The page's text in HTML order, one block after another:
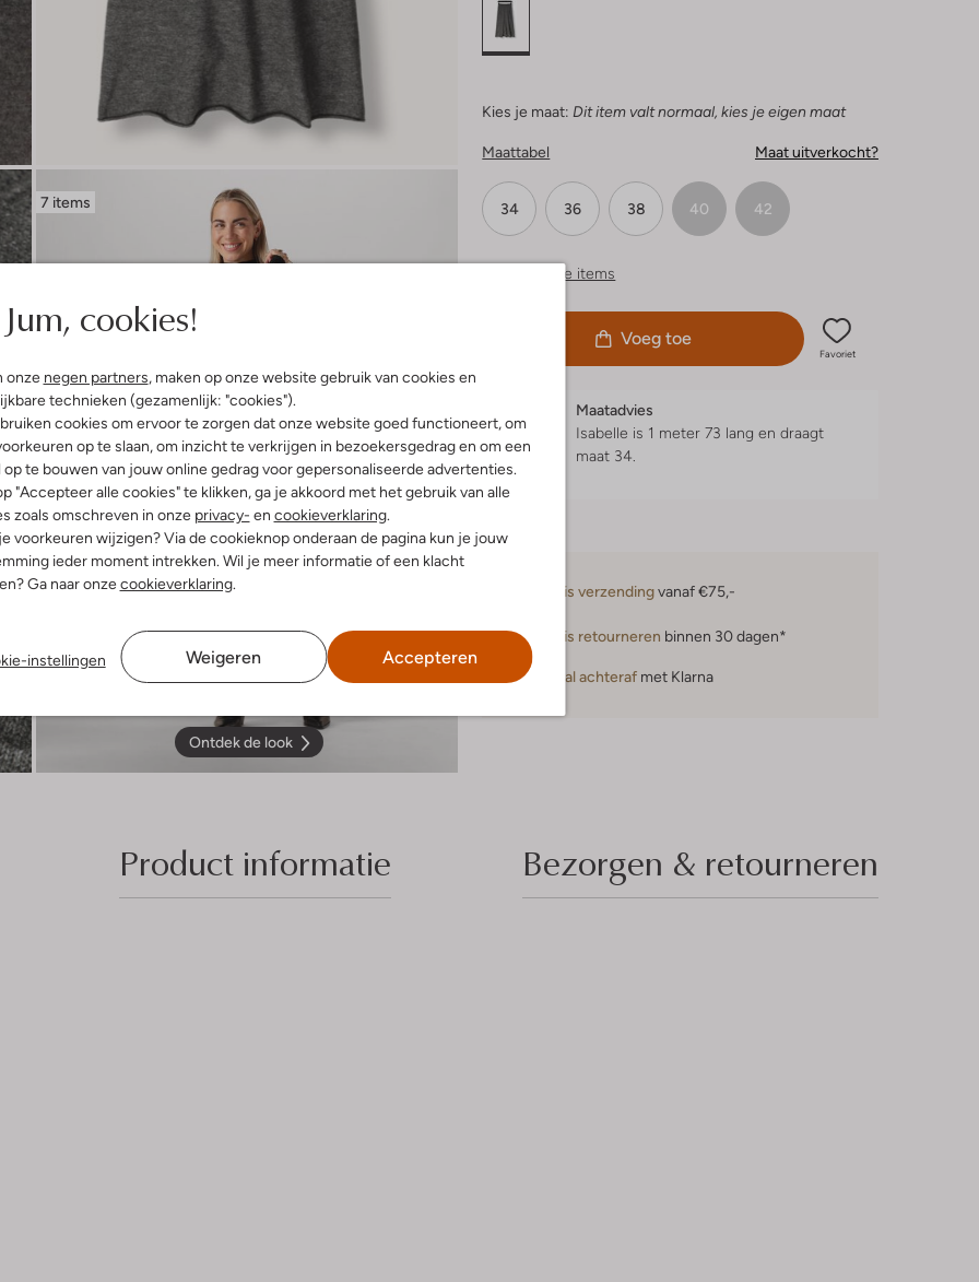
Jum, cookies!
onze negen partners, maken op onze website gebruik van cookies en
technieken (gezamenlijk: "cookies").
cookies om ervoor te zorgen dat onze website goed functioneert, om
op te slaan, om inzicht te verkrijgen in bezoekersgedrag en om een
op te bouwen van jouw online gedrag voor gepersonaliseerde advertenties.
"Accepteer alle cookies" te klikken, ga je akkoord met het gebruik van alle
zoals omschreven in onze privacy- en cookieverklaring.
voorkeuren wijzigen? Via de cookieknop onderaan de pagina kun je jouw
ieder moment intrekken. Wil je meer informatie of een klacht
Ga naar onzecookieverklaring.
instellingen Weigeren Accepteren
7 items
Ontdek de look
Kies je maat: Dit item valt normaal, kies je eigen maat
Maattabel Maat uitverkocht?
34 36 38 40 42
Vergelijkbare items
Voeg toe
Favoriet
Maatadvies
Isabelle is 1 meter 73 lang en draagt
maat 34.
Gratis verzendingvanaf €75,-
Gratis retourneren binnen 30 dagen*
Betaal achteraf met Klarna
Product informatie Bezorgen & retourneren